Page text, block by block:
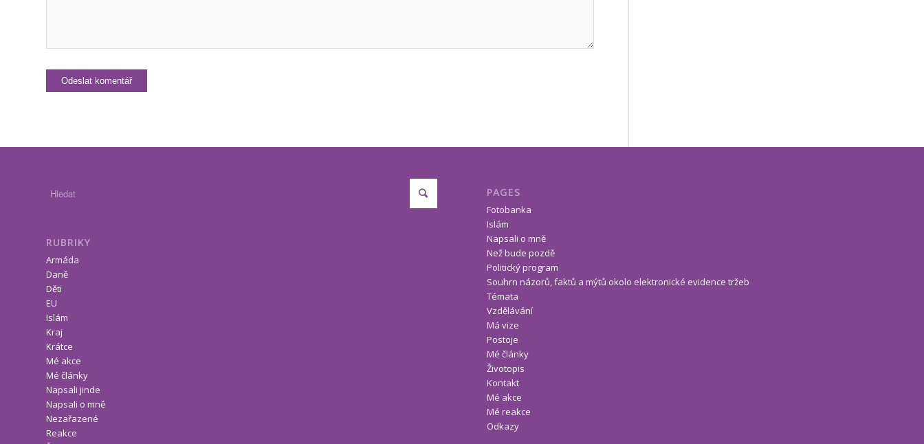
RUBRIKY
Armáda
Daně
Děti
EU
Islám
Kraj
Krátce
Mé akce
Mé články
Napsali jinde
Napsali o mně
Nezařazené
Reakce
PAGES
Fotobanka
Islám
Napsali o mně
Než bude pozdě
Politický program
Souhrn názorů, faktů a mýtů okolo elektronické evidence tržeb
Témata
Vzdělávání
Má vize
Postoje
Mé články
Životopis
Kontakt
Mé akce
Mé reakce
Odkazy